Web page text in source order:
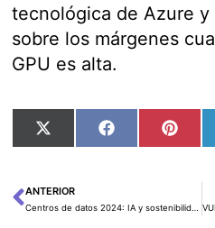
tecnológica de Azure
sobre los márgenes
GPU es alta.
Compartir
en
X
Compartir
en
Facebook
en
Ant
ANTERIOR